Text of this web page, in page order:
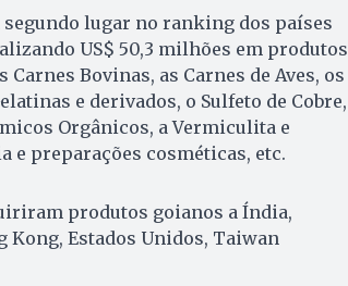
lugar no ranking dos países
US$ 50,3 milhões em produtos
Bovinas, as Carnes de Aves, os
e derivados, o Sulfeto de Cobre,
Orgânicos, a Vermiculita e
preparações cosméticas, etc.
produtos goianos a Índia,
Kong, Estados Unidos, Taiwan